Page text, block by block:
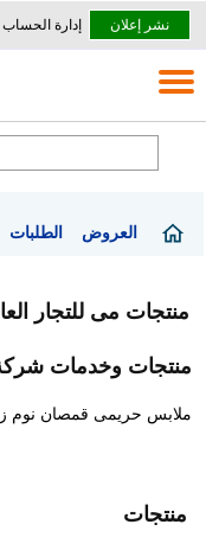
نشر إعلان إدارة الحساب
العروض الطلبات
منتجات مى للتجار
منتجات وخدمات شركة
ملابس حريمى قمصان نوم
منتجات